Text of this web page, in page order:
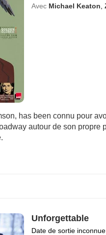
Avec Michael Keaton
has been connu pour
autour de son propre
Unforgettable
Date de sortie inconnue